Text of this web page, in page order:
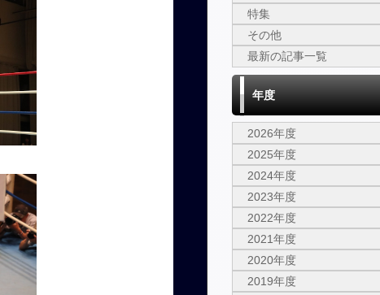
特集
その他
最新の記事一覧
年度
2026年度
2025年度
2024年度
2023年度
2022年度
2021年度
2020年度
2019年度